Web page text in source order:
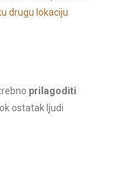
drugu lokaciju
prilagoditi
ostatak ljudi